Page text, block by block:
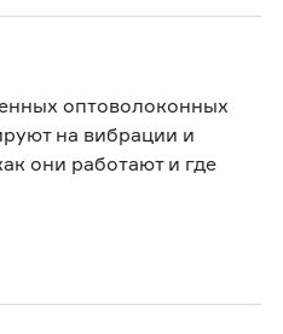
оптоволоконных
на вибрации и
они работают и где